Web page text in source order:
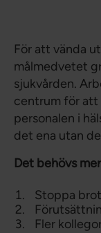
För att vända
målmedvetet
sjukvården.
centrum för att
personalen i
det ena utan
Det behövs
Stoppa
Fler